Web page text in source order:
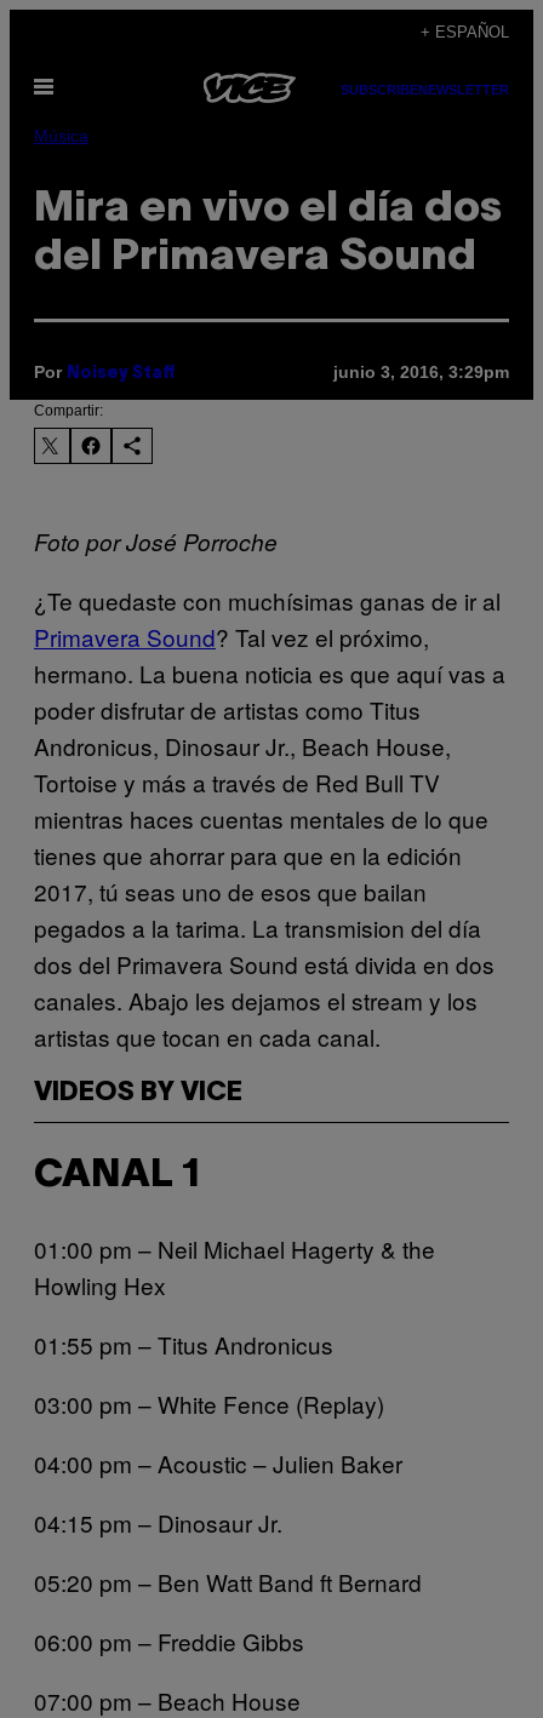
contenido
+ ESPAÑOL
Abrir
SUBSCRIBENEWSLETTER
Música
Mira en vivo el día dos
del Primavera Sound
Por Noisey Staff junio 3, 2016, 3:29pm
Compartir:
Foto por José Porroche
¿Te quedaste con muchísimas ganas de ir al
Primavera Sound? Tal vez el próximo,
hermano. La buena noticia es que aquí vas a
poder disfrutar de artistas como Titus
Andronicus, Dinosaur Jr., Beach House,
Tortoise y más a través de Red Bull TV
mientras haces cuentas mentales de lo que
tienes que ahorrar para que en la edición
2017, tú seas uno de esos que bailan
pegados a la tarima. La transmision del día
dos del Primavera Sound está divida en dos
canales. Abajo les dejamos el stream y los
artistas que tocan en cada canal.
VIDEOS BY VICE
CANAL 1
01:00 pm – Neil Michael Hagerty & the
Howling Hex
01:55 pm – Titus Andronicus
03:00 pm – White Fence (Replay)
04:00 pm – Acoustic – Julien Baker
04:15 pm – Dinosaur Jr.
05:20 pm – Ben Watt Band ft Bernard
06:00 pm – Freddie Gibbs
07:00 pm – Beach House